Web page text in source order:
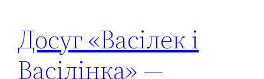
Досуг «Васілек і
Васілінка» —